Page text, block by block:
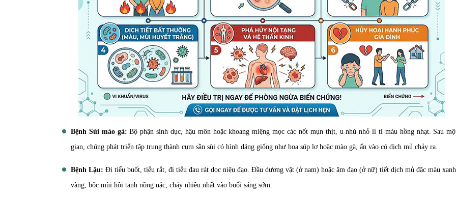
Bệnh Sùi mào gà: Bộ phận sinh dục, hậu môn hoặc khoang miệng mọc các nốt mụn thịt, u nhú nhỏ li ti màu hồng nhạt. Sau
gian, chúng phát triển tập trung thành cụm sần sùi có hình dáng giống như hoa súp lơ hoặc mào gà, ấn vào có dịch mủ chảy ra.
Bệnh Lậu: Đi tiểu buốt, tiểu rắt, đi tiểu đau rát dọc niệu đạo. Đầu dương vật (ở nam) hoặc âm đạo (ở nữ) tiết dịch mủ đặc màu
vàng, bốc mùi hôi tanh nồng nặc, chảy nhiều nhất vào buổi sáng sớm.